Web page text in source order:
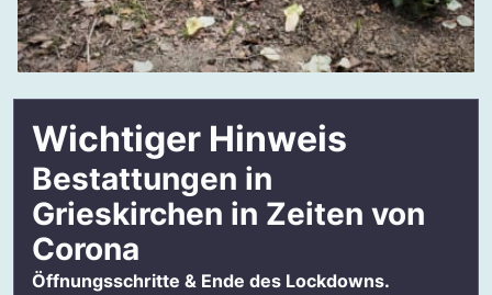
Grieskirchen
Körperspende in Grieskirchen
Bestattungsvorsorge Grieskirchen - Ohne
Sorgen Vorsorgen mit Benu
Klassisch: Sterbegeldversicherung
Unsere Alternative: Bestattungsvorsorge
&amp; Treuhandkonto
Erfahrungen mit Benu
Wichtiger Hinweis
Bestattungen in
Grieskirchen in Zeiten von
Corona
Öffnungsschritte & Ende des Lockdowns.